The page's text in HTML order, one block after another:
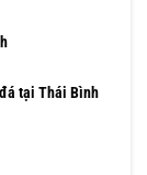
tại Thái Bình